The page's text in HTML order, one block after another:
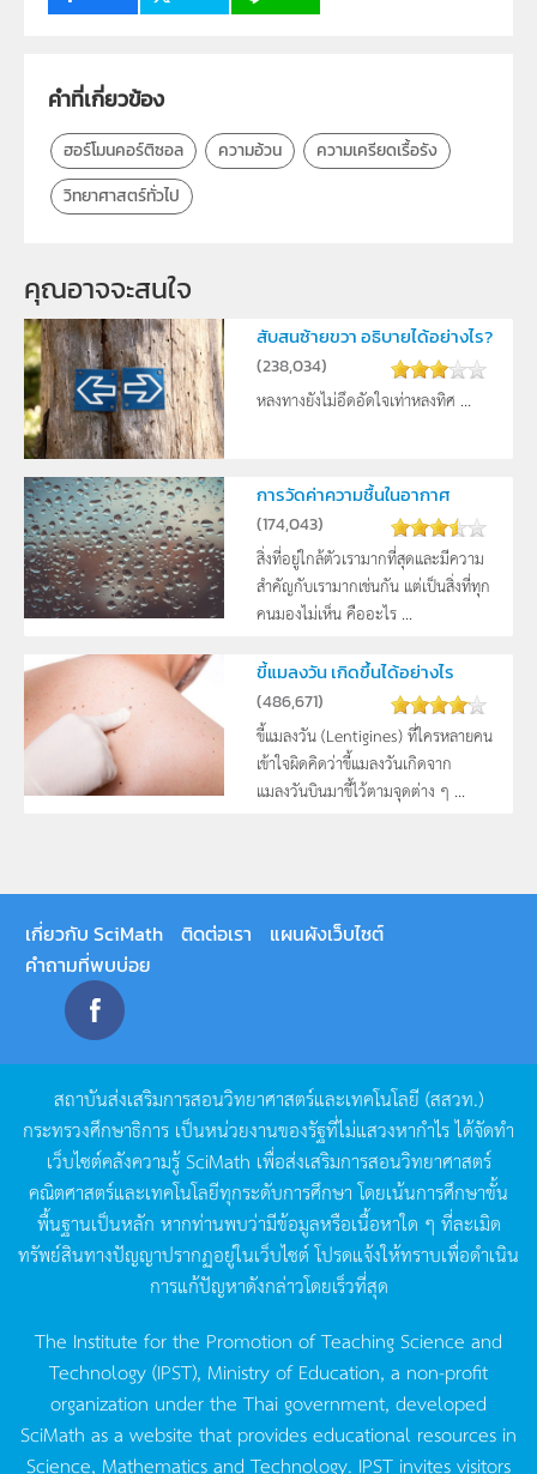
กลุ่มเป้าหมาย
คำที่เกี่ยวข้อง
ฮอร์โมนคอร์ติซอล ความอ้วน
ความเครียดเรื้อรัง
วิทยาศาสตร์ทั่วไป
คุณอาจจะสนใจ
สับสนซ้ายขวา อธิบายได้อย่างไร?
(238,034)
หลงทางยังไม่อึดอัดใจเท่าหลงทิศ ...
การวัดค่าความชื้นในอากาศ
(174,043)
สิ่งที่อยู่ใกล้ตัวเรามากที่สุดและมีความ
สำคัญกับเรามากเช่นกัน แต่เป็นสิ่งที่ทุก
คนมองไม่เห็น คืออะไร ...
ขี้แมลงวัน เกิดขึ้นได้อย่างไร
(486,671)
ขี้แมลงวัน (Lentigines) ที่ใครหลายคน
เข้าใจผิดคิดว่าขี้แมลงวันเกิดจาก
แมลงวันบินมาขี้ไว้ตามจุดต่าง ๆ ...
เกี่ยวกับ SciMath ติดต่อเรา
แผนผังเว็บไซต์
คำถามที่พบบ่อย
สถาบันส่งเสริมการสอนวิทยาศาสตร์และเทคโนโลยี (สสวท.)
กระทรวงศึกษาธิการ เป็นหน่วยงานของรัฐที่ไม่แสวงหากำไรได้จัดทำ
เว็บไซต์คลังความรู้SciMath เพื่อส่งเสริมการสอนวิทยาศาสตร์
คณิตศาสตร์และเทคโนโลยีทุกระดับการศึกษา โดยเน้นการศึกษาขั้น
พื้นฐานเป็นหลัก หากท่านพบว่ามีข้อมูลหรือเนื้อหาใด ๆ ที่ละเมิด
ทรัพย์สินทางปัญญาปรากฏอยู่ในเว็บไซต์โปรดแจ้งให้ทราบเพื่อดำเนิน
การแก้ปัญหาดังกล่าวโดยเร็วที่สุด
The Institute for the Promotion of Teaching Science and
Technology (IPST), Ministry of Education, a non-profit
organization under the Thai government, developed
SciMath as a website that provides educational resources in
Science, Mathematics and Technology. IPST invites visitors